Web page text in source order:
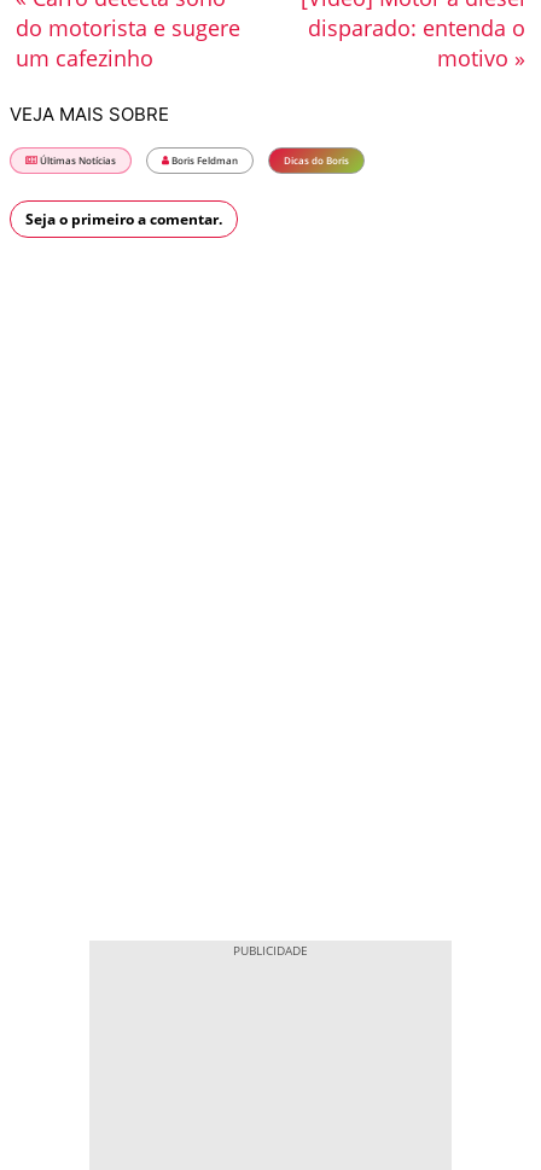
disparado: entenda o
motivo »
do motorista e sugere
um cafezinho
VEJA MAIS SOBRE
Últimas Notícias Boris Feldman Dicas do Boris
Seja o primeiro a comentar.